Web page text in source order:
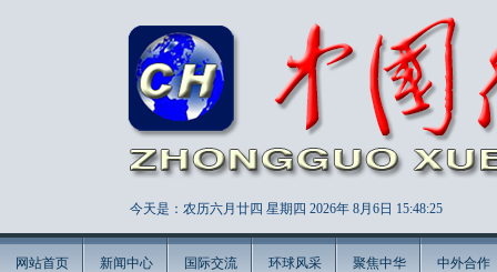
今天是：农历六月廿四 星期四 2026年 8月6日 15:48:28
网站首页
新闻中心
国际交流
环球风采
聚焦中华
中外合作